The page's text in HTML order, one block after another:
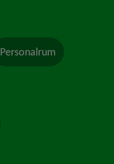
Personalrum